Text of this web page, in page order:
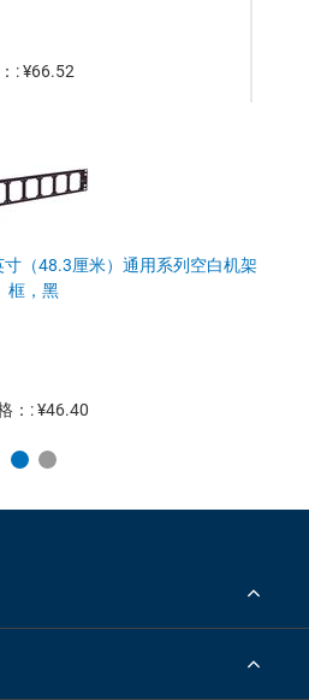
: ¥66.52
（48.3厘米）通用系列空白机架
框，黑
：: ¥46.40